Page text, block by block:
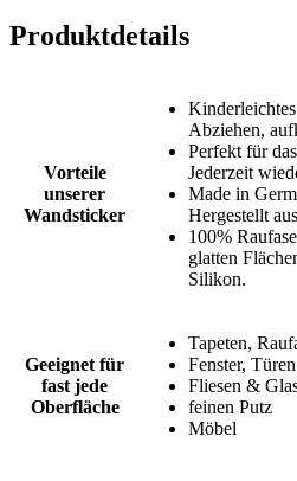
Produktdetails
Vorteile
unserer
Wandsticker
Abziehen,
Perfekt für
Jederzeit
Made in
Hergestellt
100%
glatten
Silikon.
Geeignet für
fast jede
Oberfläche
Tapeten,
Fenster,
Fliesen &
feinen Putz
Möbel